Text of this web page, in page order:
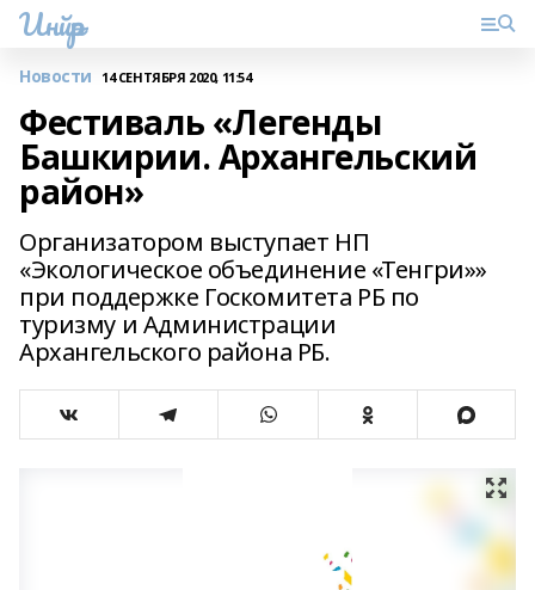
Инйәр
Новости 14 СЕНТЯБРЯ 2020, 11:54
Фестиваль «Легенды
Башкирии. Архангельский
район»
Организатором выступает НП
«Экологическое объединение «Тенгри»»
при поддержке Госкомитета РБ по
туризму и Администрации
Архангельского района РБ.